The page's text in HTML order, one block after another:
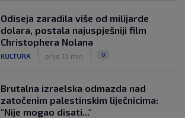
Odiseja zaradila više od milijarde
dolara, postala najuspješniji film
Christophera Nolana
KULTURA prije 13 min 0
Brutalna izraelska odmazda nad
zatočenim palestinskim liječnicima:
"Nije mogao disati..."